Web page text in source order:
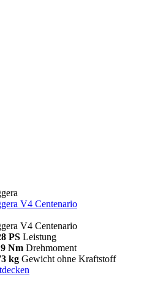
V4 Centenario
V4 Centenario
PS Leistung
Nm Drehmoment
kg Gewicht ohne Kraftstoff